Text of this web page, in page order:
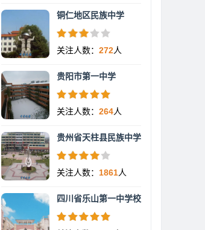
铜仁地区民族中学
关注人数： 272人
贵阳市第一中学
关注人数： 264人
贵州省天柱县民族中学
关注人数： 1861人
四川省乐山第一中学校